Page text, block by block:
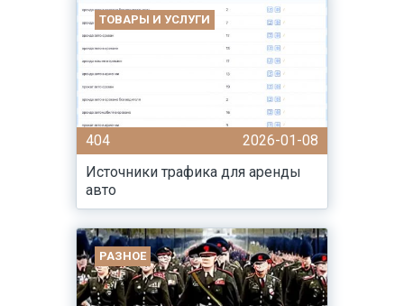
ТОВАРЫ И УСЛУГИ
404
2026-01-08
Источники трафика для аренды
авто
РАЗНОЕ